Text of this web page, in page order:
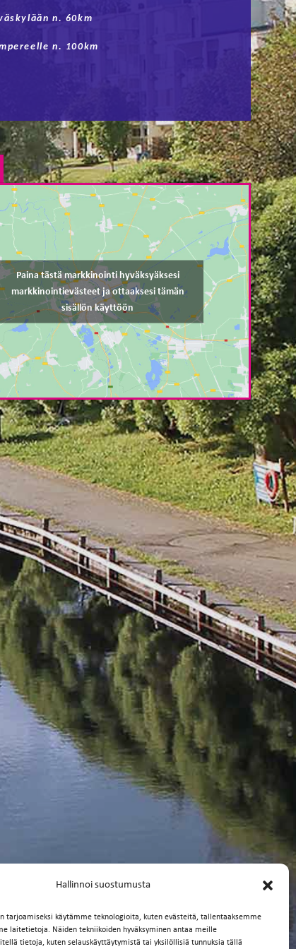
Hallinnoi suostumusta
tarjoamiseksi käytämme teknologioita, kuten evästeitä, tallentaaksemme
laitetietoja. Näiden tekniikoiden hyväksyminen antaa meille
tietoja, kuten selauskäyttäytymistä tai yksilöllisiä tunnuksia tällä
n. 60km
n. 100km
Paina tästä markkinointi hyväksyäksesi
markkinointievästeet ja ottaaksesi tämän
sisällön käyttöön